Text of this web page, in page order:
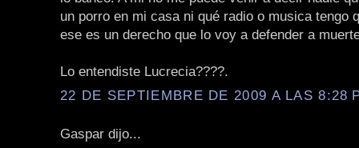
un porro en mi casa ni qué radio o musica tengo
ese es un derecho que lo voy a defender a
Lo entendiste Lucrecia????.
22 DE SEPTIEMBRE DE 2009 A LAS 8:28
Gaspar dijo...